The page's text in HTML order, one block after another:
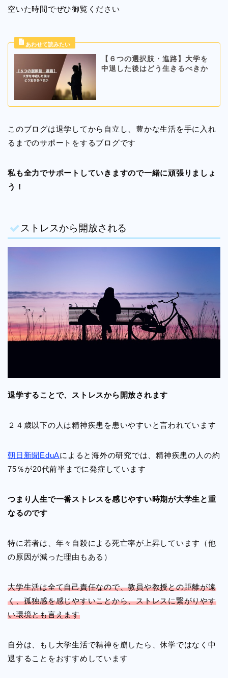
空いた時間でぜひ御覧ください
【６つの選択肢・進路】大学を
中退した後はどう生きるべきか
このブログは退学してから自立し、豊かな生活を手に入れ
るまでのサポートをするブログです
私も全力でサポートしていきますので一緒に頑張りましょ
う！
ストレスから開放される
退学することで、ストレスから開放されます
２４歳以下の人は精神疾患を患いやすいと言われています
朝日新聞EduAによると海外の研究では、精神疾患の人の約
75％が20代前半までに発症しています
つまり人生で一番ストレスを感じやすい時期が大学生と重
なるのです
特に若者は、年々自殺による死亡率が上昇しています（他
の原因が減った理由もある）
大学生活は全て自己責任なので、教員や教授との距離が遠
く、孤独感を感じやすいことから、ストレスに繋がりやす
い環境とも言えます
自分は、もし大学生活で精神を崩したら、休学ではなく中
退することをおすすめしています